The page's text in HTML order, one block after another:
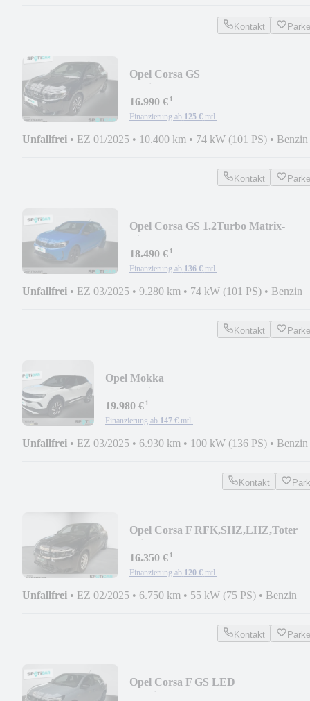
Kontakt
Opel Corsa GS
16.990 €¹
Finanzierung ab 125 € mtl.
Unfallfrei • EZ 01/2025 • 10.400 km • 74 kW (101 PS) • Benzin
Kontakt
Opel Corsa GS 1.2Turbo Matrix-
18.490 €¹
Finanzierung ab 136 € mtl.
Unfallfrei • EZ 03/2025 • 9.280 km • 74 kW (101 PS) • Benzin
Kontakt
Opel Mokka
19.980 €¹
Finanzierung ab 147 € mtl.
Unfallfrei • EZ 03/2025 • 6.930 km • 100 kW (136 PS) • Benzin
Kontakt
Opel Corsa F RFK,SHZ,LHZ,Toter
16.350 €¹
Finanzierung ab 120 € mtl.
Unfallfrei • EZ 02/2025 • 6.750 km • 55 kW (75 PS) • Benzin
Kontakt
Opel Corsa F GS LED